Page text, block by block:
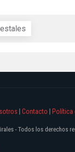
Contacto Política
- Todos los derechos